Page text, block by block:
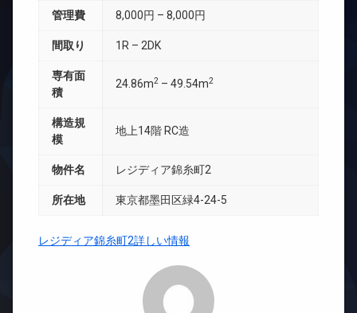
管理費 8,000円 – 8,000円
間取り 1R – 2DK
専有面
積
24.86m2 – 49.54m2
構造規
模
地上14階 RC造
物件名 レジディア錦糸町2
所在地 東京都墨田区緑4-24-5
レジディア錦糸町2詳しい情報